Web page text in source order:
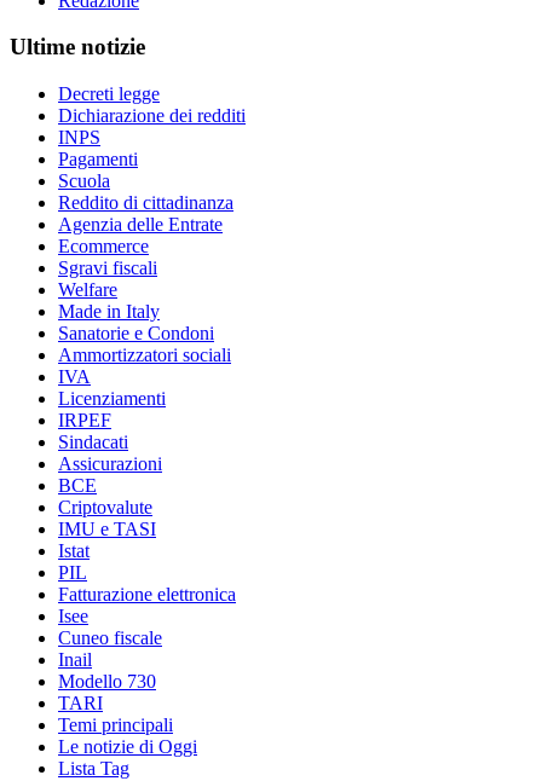
Ultime notizie
Decreti legge
Dichiarazione dei redditi
INPS
Pagamenti
Scuola
Reddito di cittadinanza
Agenzia delle Entrate
Ecommerce
Sgravi fiscali
Welfare
Made in Italy
Sanatorie e Condoni
Ammortizzatori sociali
IVA
Licenziamenti
IRPEF
Sindacati
Assicurazioni
BCE
Criptovalute
IMU e TASI
Istat
PIL
Fatturazione elettronica
Isee
Cuneo fiscale
Inail
Modello 730
TARI
Temi principali
Le notizie di Oggi
Lista Tag